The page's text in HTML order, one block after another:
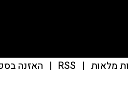
מלאות |
RSS
| האזנה